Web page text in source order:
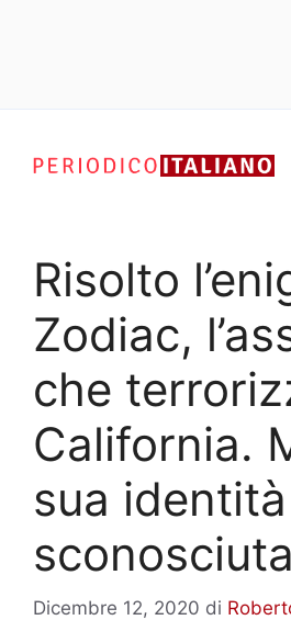
contenuto
Risolto
Zodiac,
che
California.
sua
sconosciuta
Dicembre 12, 2020 di